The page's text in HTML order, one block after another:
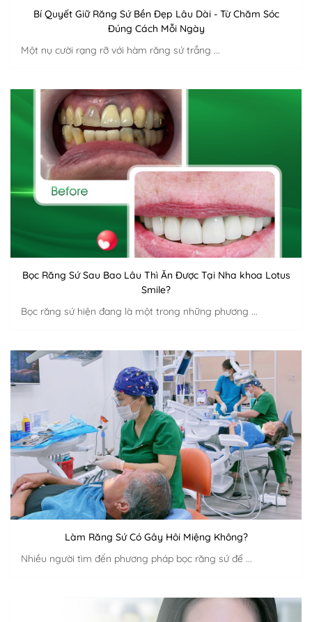
Bí Quyết Giữ Răng Sứ Bền Đẹp Lâu Dài - Từ Chăm Sóc
Đúng Cách Mỗi Ngày
Một nụ cười rạng rỡ với hàm răng sứ trắng ...
Bọc Răng Sứ Sau Bao Lâu Thì Ăn Được Tại Nha khoa Lotus
Smile?
Bọc răng sứ hiện đang là một trong những phương ...
Làm Răng Sứ Có Gây Hôi Miệng Không?
Nhiều người tìm đến phương pháp bọc răng sứ để ...
XÁC NHẬN / SEND